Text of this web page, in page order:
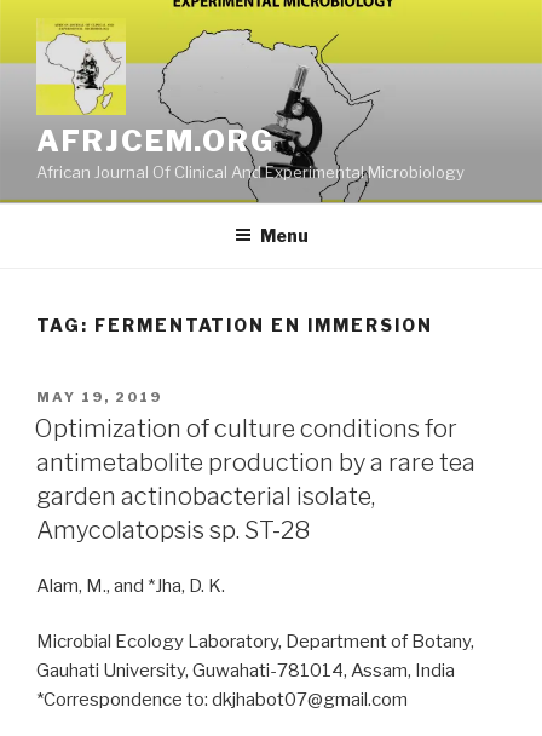
content
AFRJCEM.ORG
African Journal Of Clinical And Experimental Microbiology
Menu
TAG: FERMENTATION EN IMMERSION
POSTED
ON
MAY 19, 2019
Optimization of culture conditions for
antimetabolite production by a rare tea
garden actinobacterial isolate,
Amycolatopsis sp. ST-28
Alam, M., and *Jha, D. K.
Microbial Ecology Laboratory, Department of Botany,
Gauhati University, Guwahati-781014, Assam, India
*Correspondence to: dkjhabot07@gmail.com